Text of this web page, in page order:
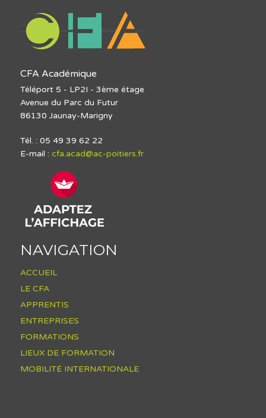
CFA Académique
Téléport 5 - LP2I - 3ème étage
Avenue du Parc du Futur
86130 Jaunay-Marigny
Tél. : 05 49 39 62 22
E-mail : cfa.acad@ac-poitiers.fr
NAVIGATION
ACCUEIL
LE CFA
APPRENTIS
ENTREPRISES
FORMATIONS
LIEUX DE FORMATION
MOBILITÉ INTERNATIONALE